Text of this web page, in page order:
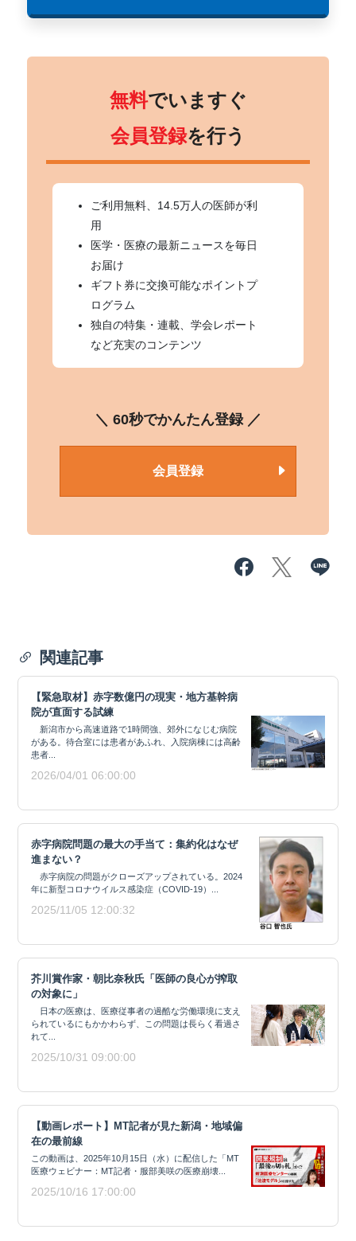
無料でいますぐ
会員登録を行う
ご利用無料、14.5万人の医師が利
用
医学・医療の最新ニュースを毎日
お届け
ギフト券に交換可能なポイントプ
ログラム
独自の特集・連載、学会レポート
など充実のコンテンツ
＼ 60秒でかんたん登録 ／
会員登録
関連記事
【緊急取材】赤字数億円の現実・地方基幹病
院が直面する試練
新潟市から高速道路で1時間強、郊外になじむ病院
がある。待合室には患者があふれ、入院病棟には高齢
患者...
2026/04/01 06:00:00
赤字病院問題の最大の手当て：集約化はなぜ
進まない？
赤字病院の問題がクローズアップされている。2024
年に新型コロナウイルス感染症（COVID-19）...
2025/11/05 12:00:32
芥川賞作家・朝比奈秋氏「医師の良心が搾取
の対象に」
日本の医療は、医療従事者の過酷な労働環境に支え
られているにもかかわらず、この問題は長らく看過さ
れて...
2025/10/31 09:00:00
【動画レポート】MT記者が見た新潟・地域偏
在の最前線
この動画は、2025年10月15日（水）に配信した「MT
医療ウェビナー：MT記者・服部美咲の医療崩壊...
2025/10/16 17:00:00